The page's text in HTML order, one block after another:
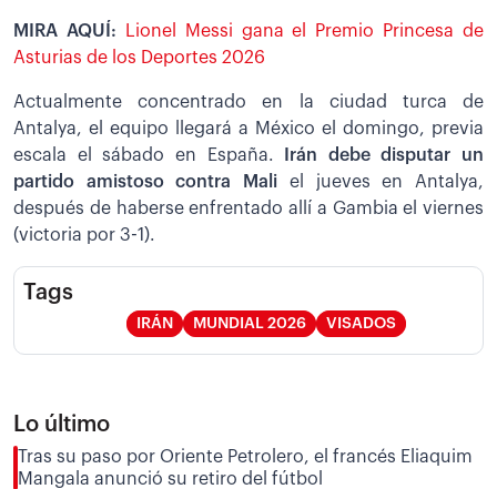
MIRA AQUÍ:
Lionel Messi gana el Premio Princesa de
Asturias de los Deportes 2026
Actualmente concentrado en la ciudad turca de
Antalya, el equipo llegará a México el domingo, previa
escala el sábado en España.
Irán debe disputar un
partido amistoso contra Mali el jueves en Antalya,
después de haberse enfrentado allí a Gambia el viernes
(victoria por 3-1).
Tags
IRÁN MUNDIAL 2026 VISADOS
Lo último
Tras su paso por Oriente Petrolero, el francés Eliaquim
Mangala anunció su retiro del fútbol